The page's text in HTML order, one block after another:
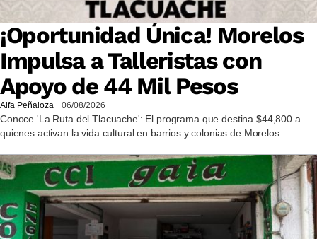
¡Oportunidad Única! Morelos
Impulsa a Talleristas con
Apoyo de 44 Mil Pesos
Alfa Peñaloza 06/08/2026
Conoce 'La Ruta del Tlacuache': El programa que destina $44,800 a
quienes activan la vida cultural en barrios y colonias de Morelos